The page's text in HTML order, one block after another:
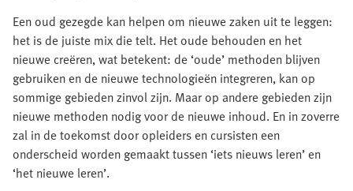
Een oud gezegde kan helpen om nieuwe zaken uit te leggen:
het is de juiste mix die telt. Het oude behouden en het
nieuwe creëren, wat betekent: de ‘oude’ methoden blijven
gebruiken en de nieuwe technologieën integreren, kan op
sommige gebieden zinvol zijn. Maar op andere gebieden zijn
nieuwe methoden nodig voor de nieuwe inhoud. En in zoverre
zal in de toekomst door opleiders en cursisten een
onderscheid worden gemaakt tussen ‘iets nieuws leren’ en
‘het nieuwe leren’.